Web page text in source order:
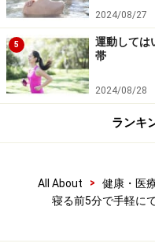
だけではなく、熟睡度
ものです。ベッドの上
エクササイズをご紹介し
■背中を丸めたチャイル
ヨガではチャイルドポ
り返すことで心拍数を
2024/08/27
5
運動しては
帯
2024/08/28
ランキ
All About > 健康・医
寝る前5分で手軽に